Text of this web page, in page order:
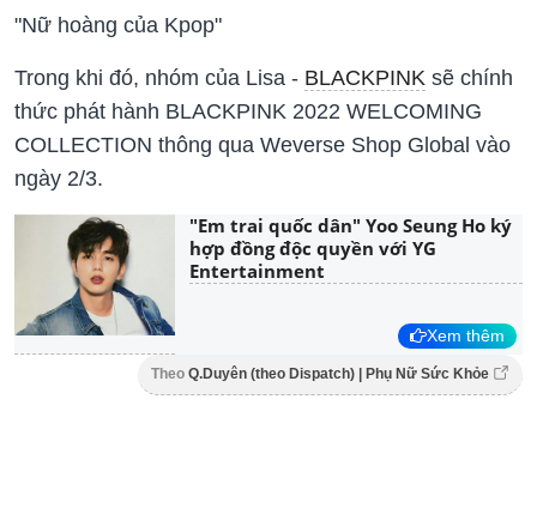
"Nữ hoàng của Kpop"
Trong khi đó, nhóm của Lisa - BLACKPINK sẽ chính
thức phát hành BLACKPINK 2022 WELCOMING
COLLECTION thông qua Weverse Shop Global vào
ngày 2/3.
"Em trai quốc dân" Yoo Seung Ho ký
hợp đồng độc quyền với YG
Entertainment
Xem thêm
Theo Q.Duyên (theo Dispatch) | Phụ Nữ Sức Khỏe